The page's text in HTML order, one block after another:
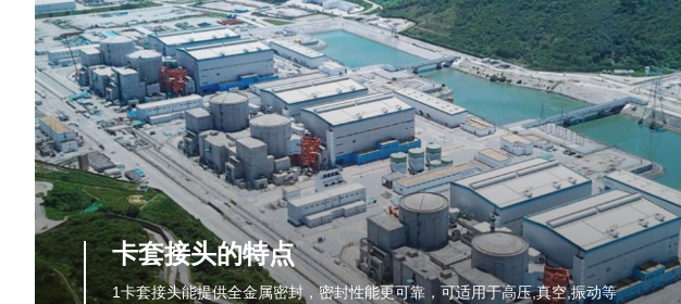
卡套接头的特点
1卡套接头能提供全金属密封，密封性能更可靠，可适用于高压,真空,振动等